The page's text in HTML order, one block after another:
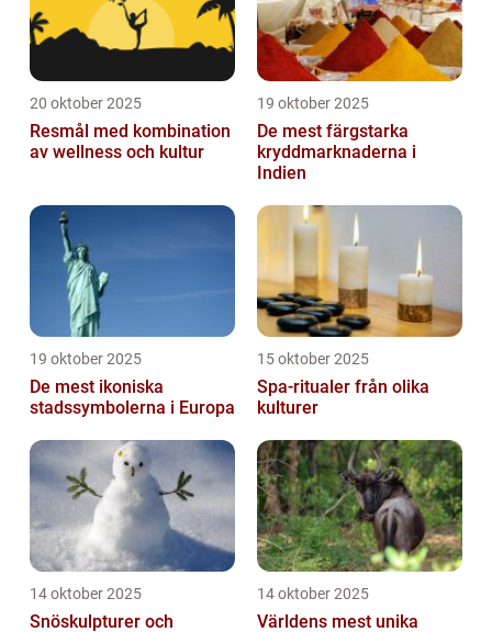
20 oktober 2025
Resmål med kombination
av wellness och kultur
19 oktober 2025
De mest färgstarka
kryddmarknaderna i
Indien
19 oktober 2025
De mest ikoniska
stadssymbolerna i Europa
15 oktober 2025
Spa-ritualer från olika
kulturer
14 oktober 2025
Snöskulpturer och
14 oktober 2025
Världens mest unika